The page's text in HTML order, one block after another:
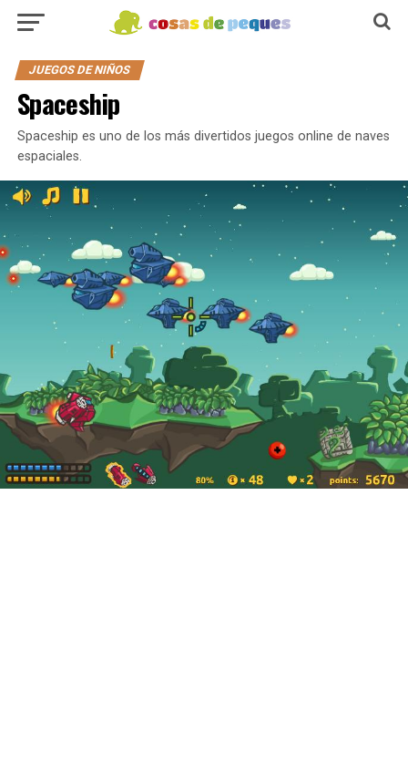
JUEGOS DE NIÑOS
Spaceship
Spaceship es uno de los más divertidos juegos online de naves
espaciales.